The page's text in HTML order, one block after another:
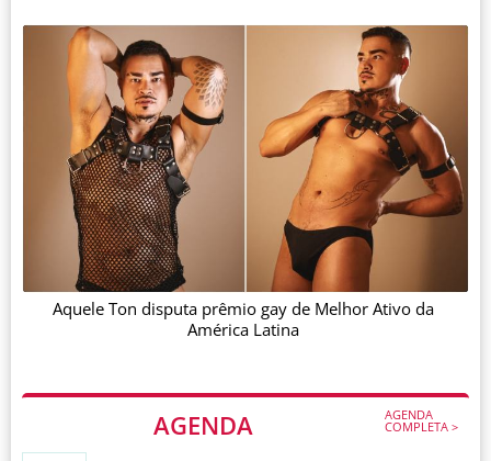
AGENDA AGENDA
COMPLETA >
Aquele Ton disputa prêmio gay de Melhor Ativo da
América Latina